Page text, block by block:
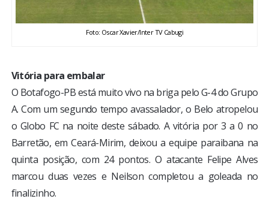
TV LPB
COLUNISTAS
Foto: Oscar Xavier/Inter TV Cabugi
Vitória para embalar
O Botafogo-PB está muito vivo na briga pelo G-4 do Grupo
A. Com um segundo tempo avassalador, o Belo atropelou
o Globo FC na noite deste sábado. A vitória por 3 a 0 no
Barretão, em Ceará-Mirim, deixou a equipe paraibana na
quinta posição, com 24 pontos. O atacante Felipe Alves
marcou duas vezes e Neilson completou a goleada no
finalizinho.